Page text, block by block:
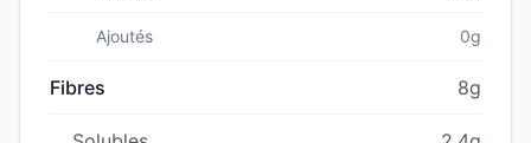
Ajoutés 0g
Fibres 8g